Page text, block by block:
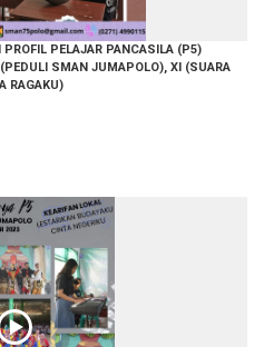
PROFIL PELAJAR PANCASILA (P5)
SMAN JUMAPOLO), XI (SUARA
RAGAKU)